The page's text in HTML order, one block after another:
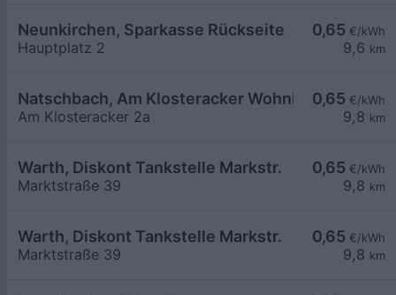
0,65 €/kWh
9,6 km
Neunkirchen, Sparkasse Rückseite
Hauptplatz 2
0,65 €/kWh
9,8 km
Natschbach, Am Klosteracker Wohnbau
Am Klosteracker 2a
0,65 €/kWh
9,8 km
Warth, Diskont Tankstelle Markstr.
Marktstraße 39
0,65 €/kWh
9,8 km
Warth, Diskont Tankstelle Markstr.
Marktstraße 39